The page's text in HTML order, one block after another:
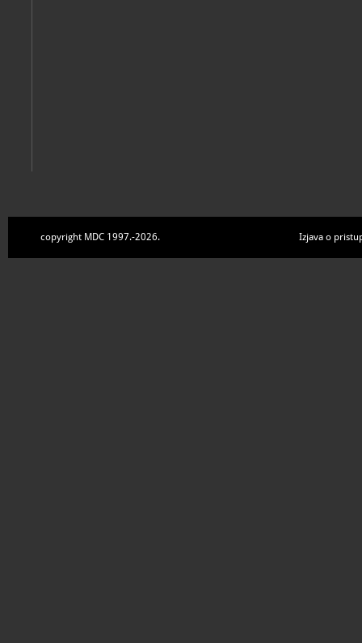
copyright MDC 1997.-2026. Izjava o